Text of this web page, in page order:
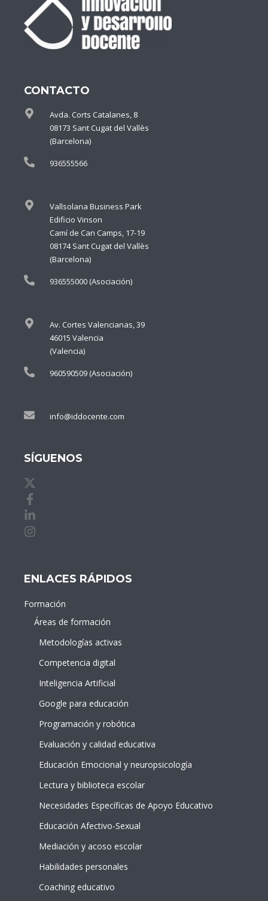
CONTACTO
Avda. Corts Catalanes, 8
08173 Sant Cugat del Vallès
(Barcelona)
936555566
Vallsolana Business Park
Edificio Vinson
Camí de Can Camps, 17-19
08174 Sant Cugat del Vallès
(Barcelona)
936555000 (Asociación)
Av. Cortes Valencianas, 39
46015 Valencia
(Valencia)
960590509 (Asociación)
info@iddocente.com
SÍGUENOS
ENLACES RÁPIDOS
Formación
Áreas de formación
Metodologías activas
Competencia digital
Inteligencia Artificial
Google para educación
Programación y robótica
Evaluación y calidad educativa
Educación Emocional y neuropsicología
Lectura y biblioteca escolar
Necesidades Específicas de Apoyo Educativo
Educación Afectivo-Sexual
Mediación y acoso escolar
Habilidades personales
Coaching educativo